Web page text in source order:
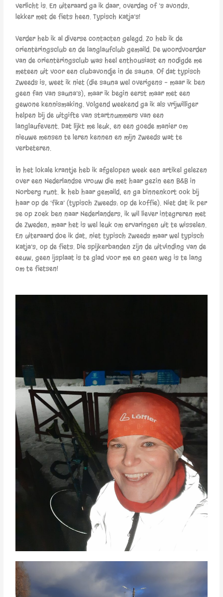
verlicht is. En uiteraard ga ik daar, overdag of ’s avonds,
lekker met de fiets heen. Typisch Katja’s!
Verder heb ik al diverse contacten gelegd. Zo heb ik de
orientëringsclub en de langlaufclub gemaild. De woordvoerder
van de orientëringsclub was heel enthousiast en nodigde me
meteen uit voor een clubavondje in de sauna. Of dat typisch
Zweeds is, weet ik niet (die sauna wel overigens – maar ik ben
geen fan van sauna’s), maar ik begin eerst maar met een
gewone kennismaking. Volgend weekend ga ik als vrijwilliger
helpen bij de uitgifte van startnummers van een
langlaufevent. Dat lijkt me leuk, en een goede manier om
nieuwe mensen te leren kennen en mijn Zweeds wat te
verbeteren.
In het lokale krantje heb ik afgelopen week een artikel gelezen
over een Nederlandse vrouw die met haar gezin een B&B in
Norberg runt. Ik heb haar gemaild, en ga binnenkort ook bij
haar op de ‘fika’ (typisch Zweeds: op de koffie). Niet dat ik per
se op zoek ben naar Nederlanders, ik wil liever integreren met
de Zweden, maar het is wel leuk om ervaringen uit te wisselen.
En uiteraard doe ik dat, niet typisch Zweeds maar wel typisch
Katja’s, op de fiets. Die spijkerbanden zijn de uitvinding van de
eeuw, geen ijsplaat is te glad voor me en geen weg is te lang
om te fietsen!